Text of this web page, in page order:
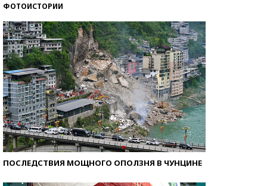
ФОТОИСТОРИИ
ПОСЛЕДСТВИЯ МОЩНОГО ОПОЛЗНЯ В ЧУНЦИНЕ